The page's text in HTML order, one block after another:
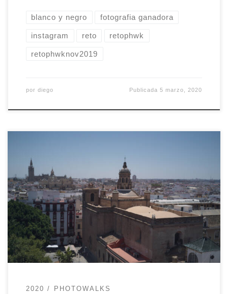
blanco y negro fotografia ganadora
instagram reto retophwk
retophwknov2019
por diego Publicada5 marzo, 2020
Con motivo de su decimosexto aniversario, Flick
organiza un Photowalk Global, como ya hicieran
en 2008. En Photowalk Sevilla nos hemos unido
(¡de mil amores!) y saldremos el próximo día 4 de
abril de 2020 a dar un paseo fotográfico por
nuestra ciudad. Como es un evento diferente,
vamos a […]
2020 PHOTOWALKS